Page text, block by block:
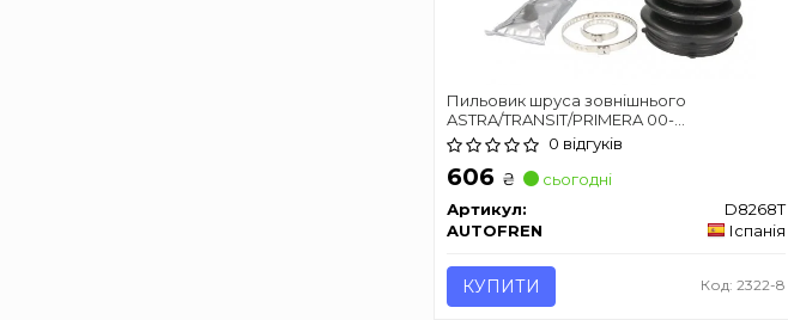
Пильовик шруса зовнішнього
ASTRA/TRANSIT/PRIMERA 00-
(термопластик) AUTOFREN SEINSA
D8268T
0 відгуків
606 ₴
сьогодні
Артикул:
D8268T
AUTOFREN
Іспанія
КУПИТИ Код: 2322-8